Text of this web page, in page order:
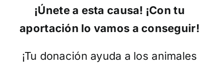
¡Únete a esta causa! ¡Con tu
aportación lo vamos a conseguir!
¡Tu donación ayuda a los animales